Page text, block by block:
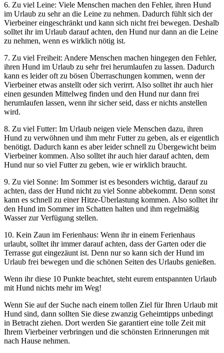
6. Zu viel Leine: Viele Menschen machen den Fehler, ihren Hund
im Urlaub zu sehr an die Leine zu nehmen. Dadurch fühlt sich der
Vierbeiner eingeschränkt und kann sich nicht frei bewegen. Deshalb
solltet ihr im Urlaub darauf achten, den Hund nur dann an die Leine
zu nehmen, wenn es wirklich nötig ist.
7. Zu viel Freiheit: Andere Menschen machen hingegen den Fehler,
ihren Hund im Urlaub zu sehr frei herumlaufen zu lassen. Dadurch
kann es leider oft zu bösen Überraschungen kommen, wenn der
Vierbeiner etwas anstellt oder sich verirrt. Also solltet ihr auch hier
einen gesunden Mittelweg finden und den Hund nur dann frei
herumlaufen lassen, wenn ihr sicher seid, dass er nichts anstellen
wird.
8. Zu viel Futter: Im Urlaub neigen viele Menschen dazu, ihren
Hund zu verwöhnen und ihm mehr Futter zu geben, als er eigentlich
benötigt. Dadurch kann es aber leider schnell zu Übergewicht beim
Vierbeiner kommen. Also solltet ihr auch hier darauf achten, dem
Hund nur so viel Futter zu geben, wie er wirklich braucht.
9. Zu viel Sonne: Im Sommer ist es besonders wichtig, darauf zu
achten, dass der Hund nicht zu viel Sonne abbekommt. Denn sonst
kann es schnell zu einer Hitze-Überlastung kommen. Also solltet ihr
den Hund im Sommer im Schatten halten und ihm regelmäßig
Wasser zur Verfügung stellen.
10. Kein Zaun im Ferienhaus: Wenn ihr in einem Ferienhaus
urlaubt, solltet ihr immer darauf achten, dass der Garten oder die
Terrasse gut eingezäunt ist. Denn nur so kann sich der Hund im
Urlaub frei bewegen und die schönen Seiten des Urlaubs genießen.
Wenn ihr diese 10 Punkte beachtet, steht eurem entspannten Urlaub
mit Hund nichts mehr im Weg!
Wenn Sie auf der Suche nach einem tollen Ziel für Ihren Urlaub mit
Hund sind, dann sollten Sie diese zwanzig Geheimtipps unbedingt
in Betracht ziehen. Dort werden Sie garantiert eine tolle Zeit mit
Ihrem Vierbeiner verbringen und die schönsten Erinnerungen mit
nach Hause nehmen.